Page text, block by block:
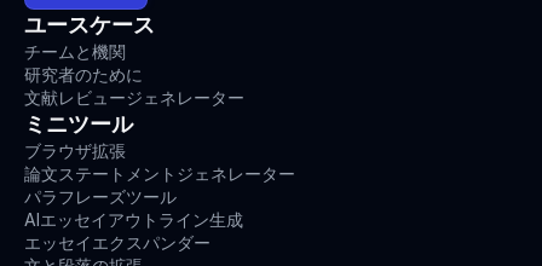
ユースケース
チームと機関
研究者のために
文献レビュージェネレーター
ミニツール
ブラウザ拡張
論文ステートメントジェネレーター
パラフレーズツール
AIエッセイアウトライン生成
エッセイエクスパンダー